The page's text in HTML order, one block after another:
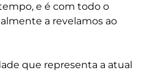
e é com todo o
a revelamos ao
que representa a atual